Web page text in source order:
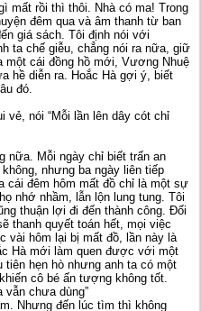
mất rồi thì thôi. Nhà có ma! Trong
đêm qua và âm thanh từ ban
giá sách. Tôi định nói với
ta chế giễu, chẳng nói ra nữa, giữ
cái đồng hồ mới, Vương Nhuệ
hề diễn ra. Hoắc Hà gợi ý, biết
đó.
nói “Mỗi lần lên dây cót chỉ
nữa. Mỗi ngày chỉ biết trấn an
nhưng ba ngày liên tiếp
cái đêm hôm mất đồ chỉ là một sự
nhớ nhầm, lẫn lộn lung tung. Tôi
thuận lợi đi đến thành công. Đối
thanh quyết toán hết, mọi việc
vài hôm lại bị mất đồ, lần này là
Hà mới làm quen được với một
tiên hẹn hò nhưng anh ta có một
cô bé ấn tượng không tốt.
vẫn chưa dùng”
Nhưng đến lúc tìm thì không